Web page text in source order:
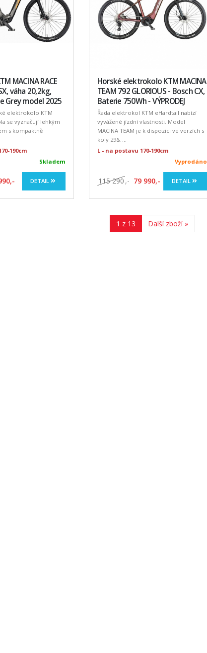
MACINA RACE
váha 20,2kg,
Grey model 2025
elektrokolo KTM
se vyznačují lehkým
s kompaktně
190cm
Skladem
DETAIL
Horské elektrokolo KTM MACINA
TEAM 792 GLORIOUS - Bosch CX,
Baterie 750Wh - VÝPRODEJ
Řada elektrokol KTM eHardtail nabízí
vyvážené jízdní vlastnosti. Model
MACINA TEAM je k dispozici ve verzích s
koly 29& ...
L - na postavu 170-190cm
Vyprodáno
115 290 ,- 79 990,- DETAIL
1 z 13 Další zboží »